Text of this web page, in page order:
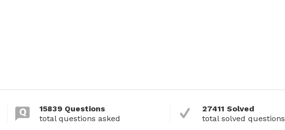
15839 Questions
total questions asked
27411 Solved
total solved questions